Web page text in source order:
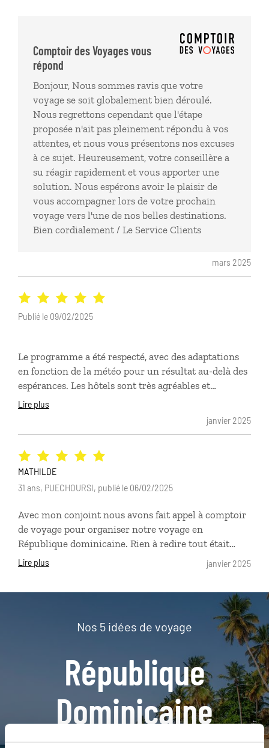
aucune indication des balades possibles (y-en-avait-
il ?), pas de restauration, et équipement de la
chambre réduit à sa plus simple expression. Mais
pire encore l'excursion prévue depuis cet endroit se
trouvait à 70 kms de là sur le chemin de l'étape
suivante. Nous avons du coup décidé de partir vers
l'étape suivante après l'excursion et de ne pas rester
un jour de plus à Jarabacoa.
mars 2025
Comptoir des Voyages vous
répond
Bonjour, Nous sommes ravis que votre
voyage se soit globalement bien déroulé.
Nous regrettons cependant que l'étape
proposée n'ait pas pleinement répondu à vos
attentes, et nous vous présentons nos excuses
à ce sujet. Heureusement, votre conseillère a
su réagir rapidement et vous apporter une
solution. Nous espérons avoir le plaisir de
vous accompagner lors de votre prochain
voyage vers l'une de nos belles destinations.
Bien cordialement / Le Service Clients
Le programme a été respecté, avec des adaptations
en fonction de la météo pour un résultat au-delà des
espérances. Les hôtels sont très agréables et
l'accompagnement/assistance aux petits oignons
Lire plus
janvier 2025
Publié le 09/02/2025
Avec mon conjoint nous avons fait appel à comptoir
de voyage pour organiser notre voyage en
République dominicaine. Rien à redire tout était
parfait, de la prise de contact à l’organisation avec les
Lire plus janvier 2025
MATHILDE
31 ans, PUECHOURSI, publié le 06/02/2025
Nos 5 idées de voyage
République
Dominicaine